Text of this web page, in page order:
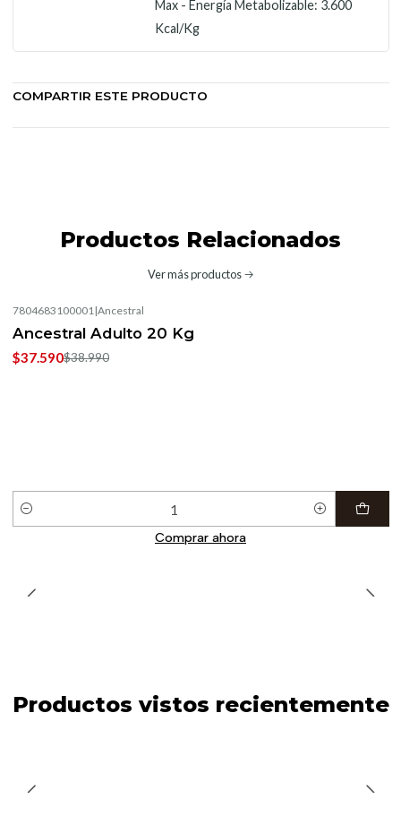
Max - Energía Metabolizable: 3.600
Kcal/Kg
COMPARTIR ESTE PRODUCTO
Productos Relacionados
Ver más productos
7804683100001 |Ancestral
Ancestral Adulto 20 Kg
$37.590$38.990
Cantidad
Comprar ahora
Productos vistos recientemente